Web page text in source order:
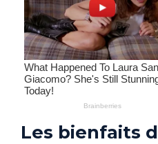
Les bienfaits